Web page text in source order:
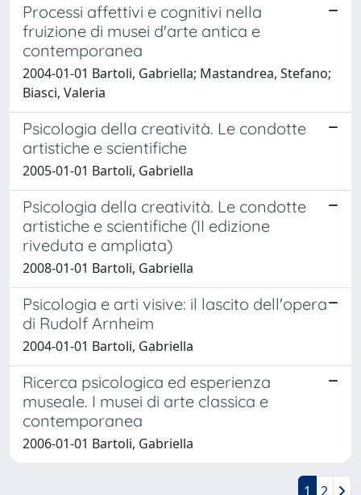
Processi affettivi e cognitivi nella
fruizione di musei d'arte antica e
contemporanea
2004-01-01 Bartoli, Gabriella; Mastandrea, Stefano;
Biasci, Valeria
Psicologia della creatività. Le condotte
artistiche e scientifiche
2005-01-01 Bartoli, Gabriella
Psicologia della creatività. Le condotte
artistiche e scientifiche (II edizione
riveduta e ampliata)
2008-01-01 Bartoli, Gabriella
Psicologia e arti visive: il lascito dell'opera
di Rudolf Arnheim
2004-01-01 Bartoli, Gabriella
Ricerca psicologica ed esperienza
museale. I musei di arte classica e
contemporanea
2006-01-01 Bartoli, Gabriella
1 2